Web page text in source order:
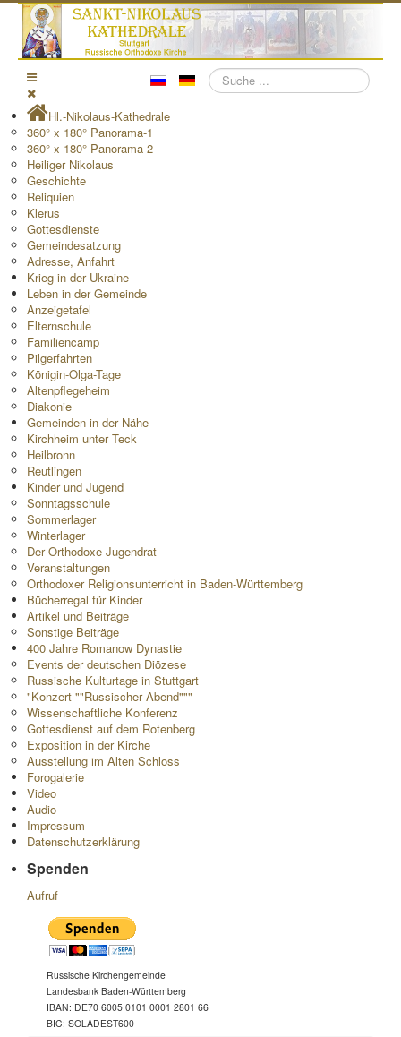
Suchen
Hl.-Nikolaus-Kathedrale
360° x 180° Panorama-1
360° x 180° Panorama-2
Heiliger Nikolaus
Geschichte
Reliquien
Klerus
Gottesdienste
Gemeindesatzung
Adresse, Anfahrt
Krieg in der Ukraine
Leben in der Gemeinde
Anzeigetafel
Elternschule
Familiencamp
Pilgerfahrten
Königin-Olga-Tage
Altenpflegeheim
Diakonie
Gemeinden in der Nähe
Kirchheim unter Teck
Heilbronn
Reutlingen
Kinder und Jugend
Sonntagsschule
Sommerlager
Winterlager
Der Orthodoxe Jugendrat
Veranstaltungen
Orthodoxer Religionsunterricht in Baden-Württemberg
Bücherregal für Kinder
Artikel und Beiträge
Sonstige Beiträge
400 Jahre Romanow Dynastie
Events der deutschen Diözese
Russische Kulturtage in Stuttgart
"Konzert ""Russischer Abend"""
Wissenschaftliche Konferenz
Gottesdienst auf dem Rotenberg
Exposition in der Kirche
Ausstellung im Alten Schloss
Forogalerie
Video
Audio
Impressum
Datenschutzerklärung
Spenden
Aufruf
Russische Kirchengemeinde
Landesbank Baden-Württemberg
IBAN: DE70 6005 0101 0001 2801 66
BIC: SOLADEST600